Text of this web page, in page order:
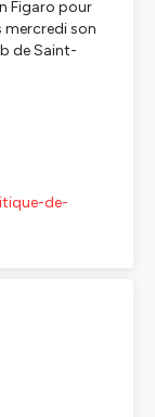
Figaro pour
mercredi son
de Saint-
de-